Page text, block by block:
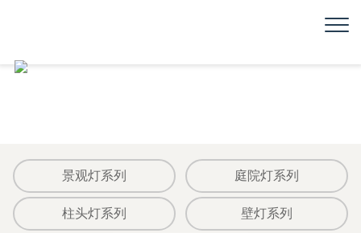
景观灯系列 庭院灯系列
柱头灯系列 壁灯系列